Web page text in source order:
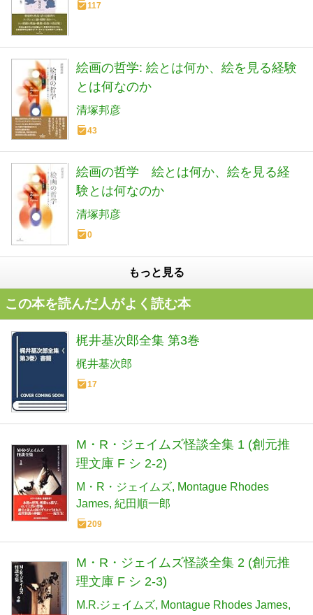
117
絵画の哲学: 絵とは何か、絵を見る経験
とは何なのか
清塚邦彦
43
絵画の哲学 絵とは何か、絵を見る経
験とは何なのか
清塚邦彦
0
もっと見る
この本を読んだ人がよく読む本
梶井基次郎全集 第3巻
梶井基次郎
17
M・R・ジェイムズ怪談全集 1 (創元推
理文庫 F シ 2-2)
M・R・ジェイムズ Montague Rhodes
James 紀田順一郎
209
M・R・ジェイムズ怪談全集 2 (創元推
理文庫 F シ 2-3)
M.R.ジェイムズ Montague Rhodes James